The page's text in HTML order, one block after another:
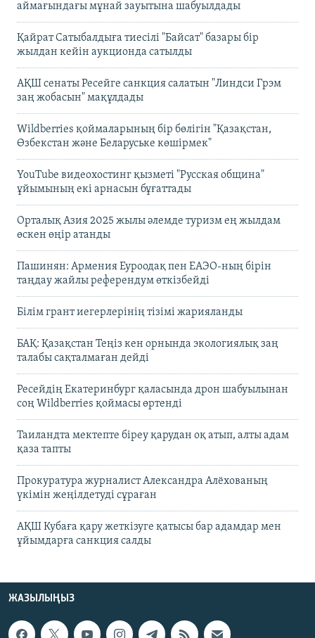
аймағындағы мұнай зауытына шабуылдады
Қайрат Сатыбалдыға тиесілі "Байсат" базары бір
жылдан кейін аукционда сатылды
АҚШ сенаты Ресейге санкция салатын "Линдси Грэм
заң жобасын" мақұлдады
Wildberries қоймаларының бір бөлігін "Қазақстан,
Өзбекстан және Беларуське көшірмек"
YouTube видеохостинг қызметі "Русская община"
ұйымының екі арнасын бұғаттады
Орталық Азия 2025 жылы әлемде туризм ең жылдам
өскен өңір атанды
Пашинян: Армения Еуроодақ пен ЕАЭО-ның бірін
таңдау жайлы референдум өткізбейді
Білім грант иегерлерінің тізімі жарияланды
БАҚ: Қазақстан Теңіз кен орнында экологиялық заң
талабы сақталмаған дейді
Ресейдің Екатеринбург қаласында дрон шабуылынан
соң Wildberries қоймасы өртенді
Таиландта мектепте біреу қарудан оқ атып, алты адам
қаза тапты
Прокуратура журналист Александра Алёхованың
үкімін жеңілдетуді сұраған
АҚШ Кубаға қару жеткізуге қатысы бар адамдар мен
ұйымдарға санкция салды
ЖАЗЫЛЫҢЫЗ